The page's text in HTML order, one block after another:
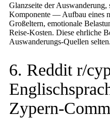
Glanzseite der Auswanderung,
Komponente — Aufbau eines
Großeltern, emotionale
Reise-Kosten. Diese ehrliche
Auswanderungs-Quellen selten.
6. Reddit r/
Zypern-